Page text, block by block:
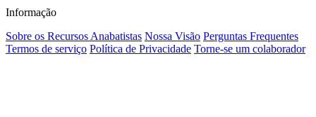
Informação
Sobre os Recursos Anabatistas Nossa Visão Perguntas Frequentes
Termos de serviço Política de Privacidade Torne-se um colaborador